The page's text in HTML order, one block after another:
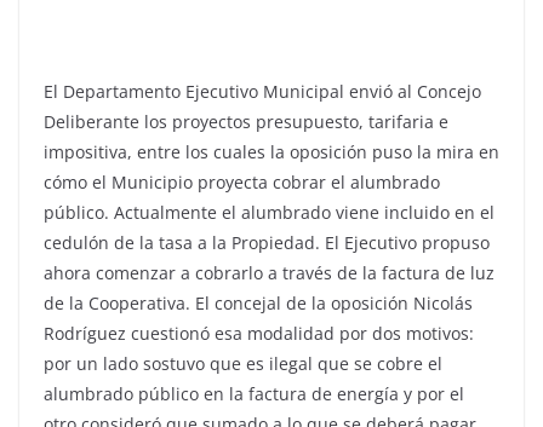
El Departamento Ejecutivo Municipal envió al Concejo
Deliberante los proyectos presupuesto, tarifaria e
impositiva, entre los cuales la oposición puso la mira en
cómo el Municipio proyecta cobrar el alumbrado
público. Actualmente el alumbrado viene incluido en el
cedulón de la tasa a la Propiedad. El Ejecutivo propuso
ahora comenzar a cobrarlo a través de la factura de luz
de la Cooperativa. El concejal de la oposición Nicolás
Rodríguez cuestionó esa modalidad por dos motivos:
por un lado sostuvo que es ilegal que se cobre el
alumbrado público en la factura de energía y por el